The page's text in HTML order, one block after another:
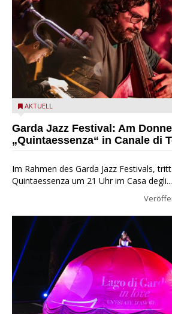
Das Ensemble Quintaessenza zu Gast
AKTUELL
Garda Jazz Festival: Am
„Quintaessenza“ in Canale di
Im Rahmen des Garda Jazz Festivals,
Quintaessenza um 21 Uhr im Casa degli...